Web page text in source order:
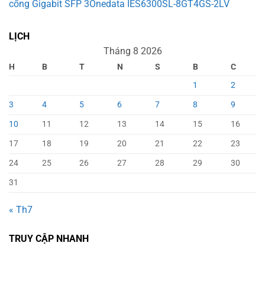
cổng Gigabit SFP 3Onedata IES6300SL-8GT4GS-2LV
LỊCH
Tháng 8 2026
H B T N S B
C
1
2
3
4 5 6 7 8
9
10
11 12 13 14 15
16
17
18 19 20 21 22
23
24
25 26 27 28 29
30
31
« Th7
TRUY CẬP NHANH